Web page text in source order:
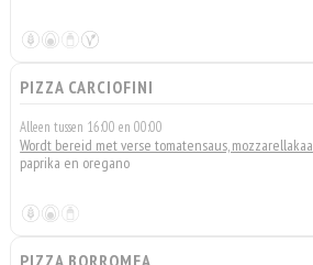
PIZZA CARCIOFINI
Alleen tussen 16:00 en 00:00
Wordt bereid met verse tomatensaus, mozzarellakaa
paprika en oregano
PIZZA BORROMEA